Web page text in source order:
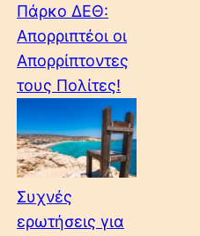
Πάρκο ΔΕΘ:
Απορριπτέοι οι
Απορρίπτοντες
τους Πολίτες!
Συχνές
ερωτήσεις για